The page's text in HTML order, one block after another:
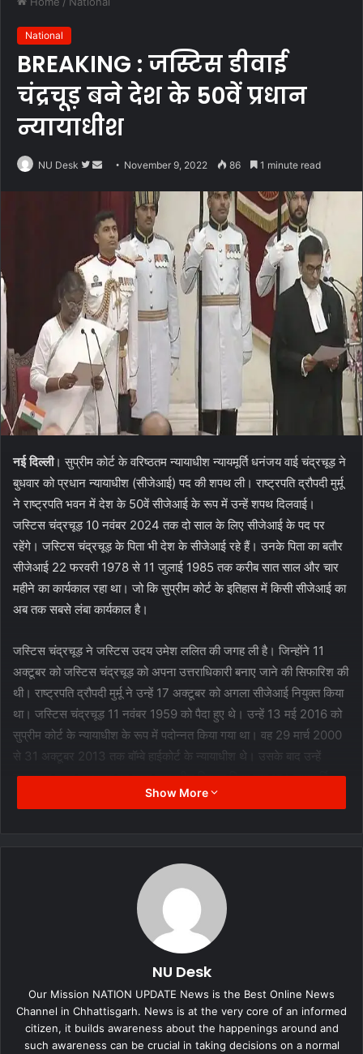
National
BREAKING : जस्टिस डीवाई
चंद्रचूड़ बने देश के 50वें प्रधान
न्यायाधीश
NU Desk
Follow
Send November 9, 2022 86 1 minute read
नई दिल्ली। सुप्रीम कोर्ट के वरिष्ठतम न्यायाधीश न्यायमूर्ति धनंजय वाई चंद्रचूड़ ने
बुधवार को प्रधान न्यायाधीश (सीजेआई) पद की शपथ ली। राष्ट्रपति द्रौपदी मुर्मू
ने राष्ट्रपति भवन में देश के 50वें सीजेआई के रूप में उन्हें शपथ दिलवाई।
जस्टिस चंद्रचूड़ 10 नवंबर 2024 तक दो साल के लिए सीजेआई के पद पर
रहेंगे। जस्टिस चंद्रचूड़ के पिता भी देश के सीजेआई रहे हैं। उनके पिता का बतौर
सीजेआई 22 फरवरी 1978 से 11 जुलाई 1985 तक करीब सात साल और चार
महीने का कार्यकाल रहा था। जो कि सुप्रीम कोर्ट के इतिहास में किसी सीजेआई का
अब तक सबसे लंबा कार्यकाल है।
जस्टिस चंद्रचूड़ ने जस्टिस उदय उमेश ललित की जगह ली है। जिन्होंने 11
अक्टूबर को जस्टिस चंद्रचूड़ को अपना उत्तराधिकारी बनाए जाने की सिफारिश की
थी। राष्ट्रपति द्रौपदी मुर्मू ने उन्हें 17 अक्टूबर को अगला सीजेआई नियुक्त किया
था। जस्टिस चंद्रचूड़ 11 नवंबर 1959 को पैदा हुए थे। उन्हें 13 मई 2016 को
सुप्रीम कोर्ट के न्यायाधीश के रूप में पदोन्नत किया गया था। वह 29 मार्च 2000
से 31 अक्टूबर 2013 तक बॉम्बे हाईकोर्ट के न्यायाधीश थे। उसके बाद उन्हें
इलाहाबाद उच्च न्यायालय का मुख्य न्यायाधीश नियुक्त किया गया था। न्यायमूर्ति
चंद्रचूड़ को जून 1998 में बंबई उच्च न्यायालय द्वारा वरिष्ठ अधिवक्ता नामित किया
Show More
NU Desk
Our Mission NATION UPDATE News is the Best Online News
Channel in Chhattisgarh. News is at the very core of an informed
citizen, it builds awareness about the happenings around and
such awareness can be crucial in taking decisions on a normal